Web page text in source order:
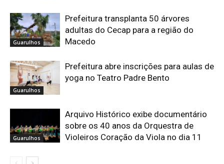
Guarulhos
Prefeitura transplanta 50 árvores
adultas do Cecap para a região do
Macedo
Guarulhos
Prefeitura abre inscrições para aulas de
yoga no Teatro Padre Bento
Guarulhos
Arquivo Histórico exibe documentário
sobre os 40 anos da Orquestra de
Violeiros Coração da Viola no dia 11